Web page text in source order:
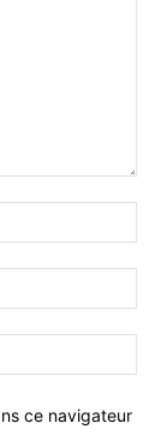
ce navigateur